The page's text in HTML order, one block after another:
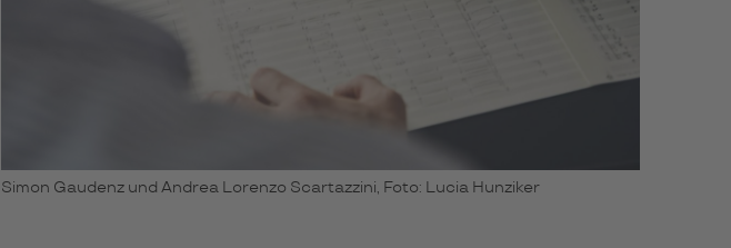
Simon Gaudenz und Andrea Lorenzo Scartazzini, Foto: Lucia Hunziker